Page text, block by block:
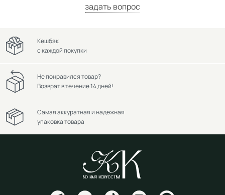
задать вопрос
Кешбэк
с каждой покупки
Не понравился товар?
Возврат в течение 14 дней!
Самая аккуратная и надежная
упаковка товара